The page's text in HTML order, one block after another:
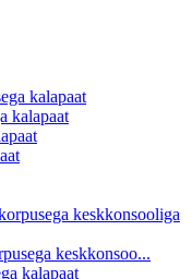
kalapaat
keskkonsoo...